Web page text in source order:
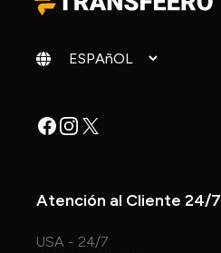
Cambiar idioma
Facebook
Instagram
X
Atención al Cliente 24/7
USA - 24/7